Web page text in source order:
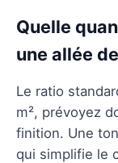
Quelle
une allée
Le ratio
m², prévoyez
finition. Une
qui simplifie le